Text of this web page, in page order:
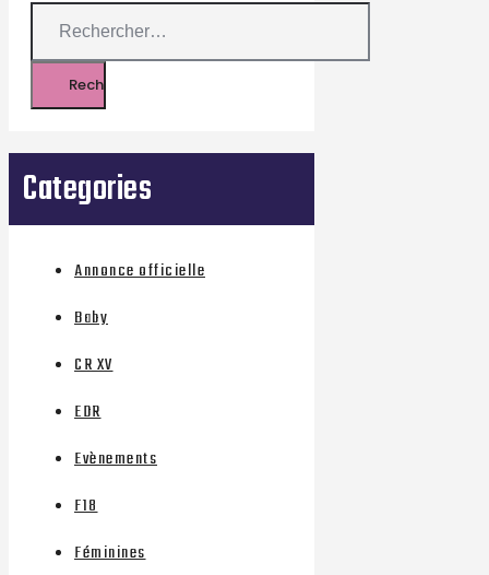
Categories
Annonce officielle
Baby
CR XV
EDR
Evènements
F18
Féminines